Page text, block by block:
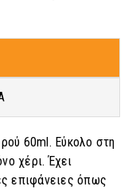
60ml. Εύκολο στη
χέρι. Έχει
επιφάνειες όπως